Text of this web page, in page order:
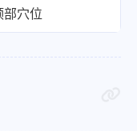
部穴位